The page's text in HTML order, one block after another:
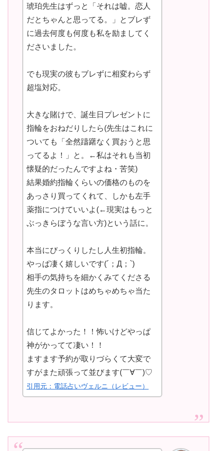
琥珀先生はずっと「それは嘘。恋人
だとちゃんと思ってる。」とブレず
に過去何度も何度も私を励ましてく
ださいました。
でも現実の彼もブレずに相変わらず
超塩対応。
大きな賭けで、誕生日プレゼントに
指輪をおねだりしたら(先生はこれに
ついても「全然躊躇なく買おうと思
ってるよ！」と。←私はそれも当初
懐疑的だったんですよね・苦笑)
結果婚約指輪くらいの価格のものを
あっさり買ってくれて、しかも左手
薬指につけていいよ(←現実はもっと
ぶっきらぼうな言い方)という話に。
本当にびっくりしたし人生初指輪。
やっぱ凄く嬉しいです(´；Д；`)
相手の気持ちを細かくみてくださる
先生のタロットはめちゃめちゃ当た
ります。
信じてよかった！！怖いけどやっぱ
神がかってて凄い！！
ますます予約が取りづらくて大変で
すがまた頑張って並びます(￣∀￣)♡
引用元：電話占いヴェルニ（レビュー）